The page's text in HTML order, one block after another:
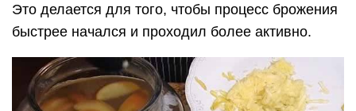
Это делается для того, чтобы процесс брожения
быстрее начался и проходил более активно.